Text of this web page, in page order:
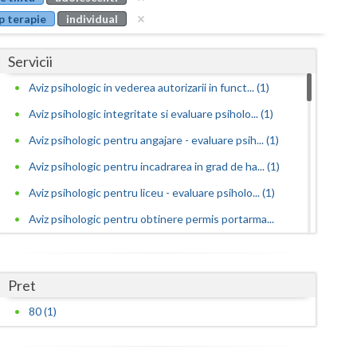
Buzau
Constanta
Covasna
Dambovita
Dolj
Gorj
terapie
individual
Servicii
Aviz psihologic in vederea autorizarii in funct... (1)
Aviz psihologic integritate si evaluare psiholo... (1)
Aviz psihologic pentru angajare - evaluare psih... (1)
Aviz psihologic pentru incadrarea in grad de ha... (1)
Aviz psihologic pentru liceu - evaluare psiholo... (1)
Aviz psihologic pentru obtinere permis portarma...
Aviz psihologic pentru ocuparea functiilor publ... (1)
Aviz psihologic pentru ocuparea postului de ins...
Pret
80 (1)